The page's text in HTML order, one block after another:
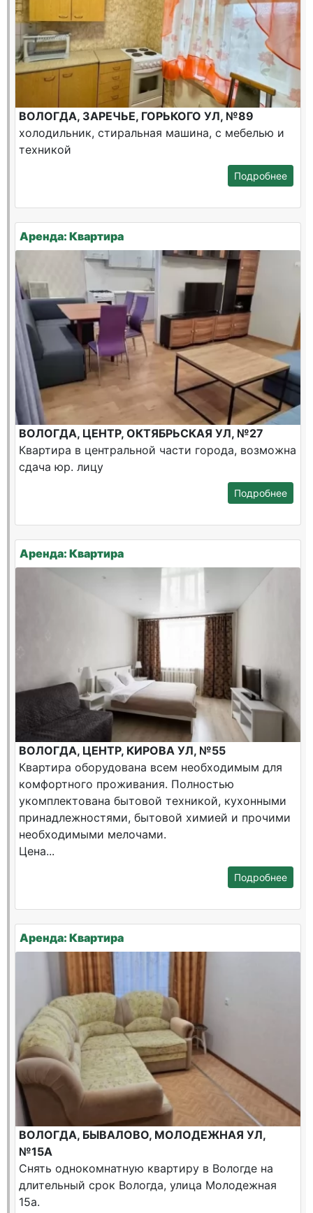
ВОЛОГДА, ЗАРЕЧЬЕ, ГОРЬКОГО УЛ, №89
холодильник, стиральная машина, с мебелью и
техникой
Подробнее
Аренда: Квартира
ВОЛОГДА, ЦЕНТР, ОКТЯБРЬСКАЯ УЛ, №27
Квартира в центральной части города, возможна
сдача юр. лицу
Подробнее
Аренда: Квартира
ВОЛОГДА, ЦЕНТР, КИРОВА УЛ, №55
Квартира оборудована всем необходимым для
комфортного проживания. Полностью
укомплектована бытовой техникой, кухонными
принадлежностями, бытовой химией и прочими
необходимыми мелочами.
Цена...
Подробнее
Аренда: Квартира
ВОЛОГДА, БЫВАЛОВО, МОЛОДЕЖНАЯ УЛ,
№15А
Снять однокомнатную квартиру в Вологде на
длительный срок Вологда, улица Молодежная
15а.